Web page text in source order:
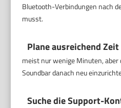
Bluetooth-Verbindungen nach
musst.
Plane ausreichend
meist nur wenige Minuten, aber
Soundbar danach neu
Suche die Support-